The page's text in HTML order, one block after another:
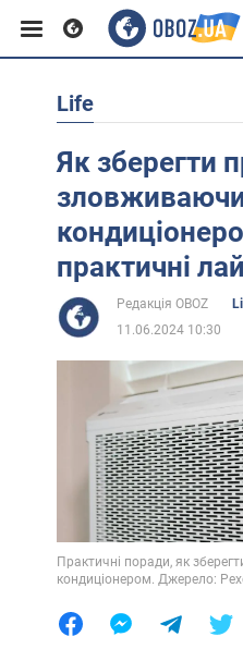
Європа
США
Африка
Лайфхаки
Life
Як зберегти
практичні
Редакція OBOZ
11.06.2024 10:30
Практичні поради, як
кондиціонером. Джерело: